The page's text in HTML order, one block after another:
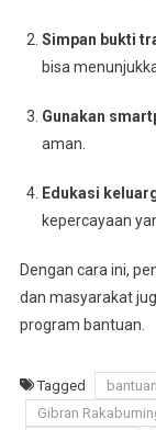
Simpan bukti
bisa
Gunakan
aman.
Edukasi
kepercayaan
Dengan cara ini,
dan masyarakat
program bantuan.
Tagged
Gibran